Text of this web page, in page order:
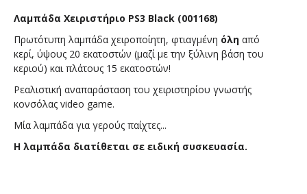
Λαμπάδα Χειριστήριο PS3 Black (001168)
Πρωτότυπη λαμπάδα χειροποίητη, φτιαγμένη όλη από
κερί, ύψους 20 εκατοστών (μαζί με την ξύλινη βάση του
κεριού) και πλάτους 15 εκατοστών!
Ρεαλιστική αναπαράσταση του χειριστηρίου γνωστής
κονσόλας video game.
Μία λαμπάδα για γερούς παίχτες...
Η λαμπάδα διατίθεται σε ειδική συσκευασία.